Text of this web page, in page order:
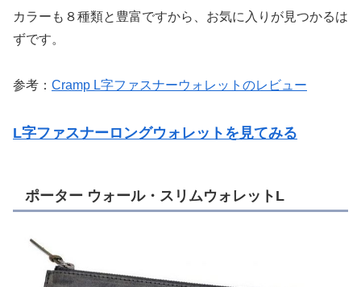
カラーも８種類と豊富ですから、お気に入りが見つかるは
ずです。
参考： Cramp L字ファスナーウォレットのレビュー
L字ファスナーロングウォレットを見てみる
ポーター ウォール・スリムウォレットL